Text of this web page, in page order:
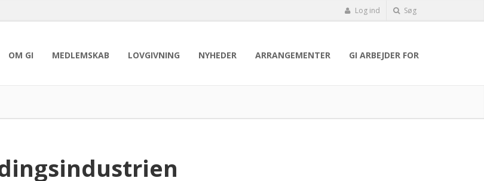
Log ind Søg
OM GI MEDLEMSKAB LOVGIVNING NYHEDER ARRANGEMENTER GI ARBEJDER FOR